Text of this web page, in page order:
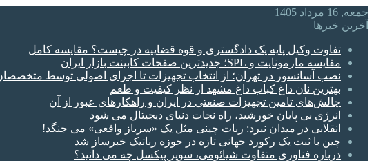
جمعه, 16 مرداد 1405
آخرین خبرها
تفاوت وکیل پایه یک دادگستری و قوه قضاییه در چیست؟ مقایسه کامل
مقایسه مارمونایت و SPL؛ جدیدترین صفحات کابینت بازار ایران
نصب آسانسور در تهران؛ از انتخاب تجهیزات تا اجرای اصولی توسط متخصصان
بهترین نان داغ کباب داغ مشهد از نظر کیفیت و طعم
چالش‌های تامین تجهیزات صنعتی در ایران و راهکارهای عبور از آن
انرژی بی‌ پایان خورشید، راه نجات دنیای دیجیتال می شود
انقلابی در میدان نبرد: ربات چینی مثل یک «سرباز واقعی» می‌ جنگد!
چین با ثبت یک رکورد جهانی تازه در حوزه رباتیک خبرساز شد
درباره فناوری متفاوت شیائومی، سوپر پیکسل چه می دانید؟